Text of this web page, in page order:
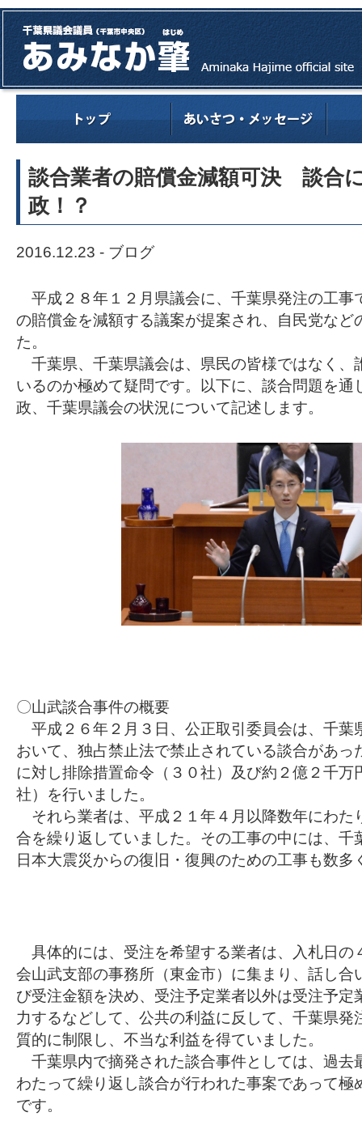
談合業者の賠償金減額可決 談合
政！？
2016.12.23 - ブログ
平成２８年１２月県議会に、千葉県発注の工事
の賠償金を減額する議案が提案され、自民党など
た。
千葉県、千葉県議会は、県民の皆様ではなく、
いるのか極めて疑問です。以下に、談合問題を通
政、千葉県議会の状況について記述します。
〇山武談合事件の概要
平成２６年２月３日、公正取引委員会は、千葉
おいて、独占禁止法で禁止されている談合があっ
に対し排除措置命令（３０社）及び約２億２千万
社）を行いました。
それら業者は、平成２１年４月以降数年にわた
合を繰り返していました。その工事の中には、千
日本大震災からの復旧・復興のための工事も数多
具体的には、受注を希望する業者は、入札日の
会山武支部の事務所（東金市）に集まり、話し合
び受注金額を決め、受注予定業者以外は受注予定
力するなどして、公共の利益に反して、千葉県発
質的に制限し、不当な利益を得ていました。
千葉県内で摘発された談合事件としては、過去
わたって繰り返し談合が行われた事案であって極
です。